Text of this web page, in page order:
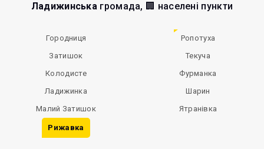
Ладижинська громада, 🏢 населені пункти
Городниця
Затишок
Колодисте
Ладижинка
Малий Затишок
Рижавка
Ропотуха
Текуча
Фурманка
Шарин
Ятранівка